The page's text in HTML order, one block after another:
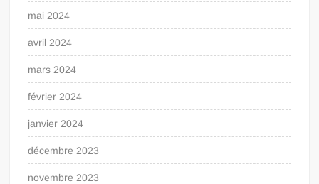
mai 2024
avril 2024
mars 2024
février 2024
janvier 2024
décembre 2023
novembre 2023